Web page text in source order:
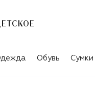
Обувь Сумки